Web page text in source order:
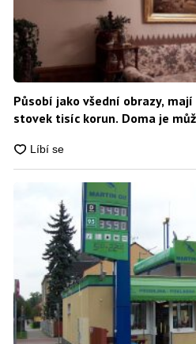
Působí jako všední obrazy,
stovek tisíc korun. Doma je